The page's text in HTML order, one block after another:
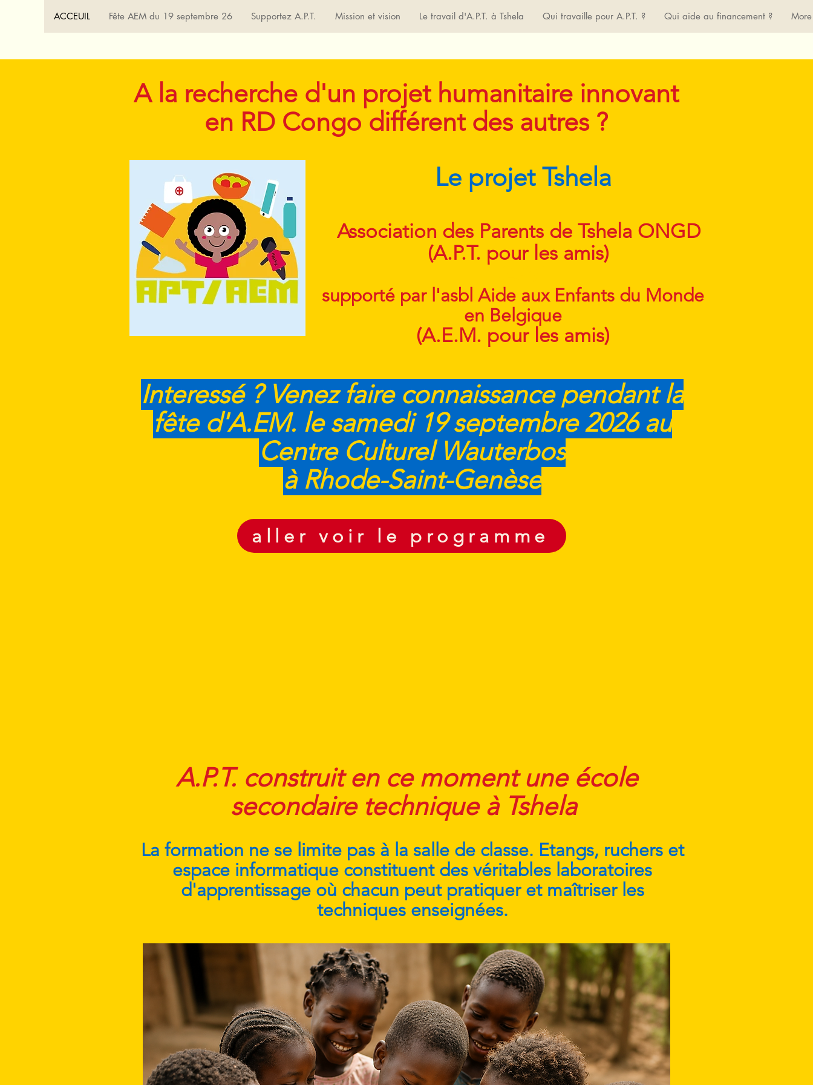
ACCEUIL Fête AEM du 19 septembre 26 Supportez A.P.T. Mission et vision Le travail d'A.P.T. à Tshela Qui travaille pour A.P.T. ? Qui aide au financement ? More
A la recherche d'un projet humanitaire innovant
en RD Congo différent des autres ?
Le projet Tshela
Association des Parents de Tshela ONGD
(A.P.T. pour les amis)
supporté par l'asbl Aide aux Enfants du Monde
en Belgique
(A.E.M. pour les amis)
Interessé ? Venez faire connaissance pendant la
fête d'A.EM. le samedi 19 septembre 2026 au
Centre Culturel Wauterbos
à Rhode-Saint-Genèse
aller voir le programme
A.P.T. construit en ce moment une école
secondaire technique à Tshela
La formation ne se limite pas à la salle de classe. Etangs, ruchers et
espace informatique constituent des véritables laboratoires
d'apprentissage où chacun peut pratiquer et maîtriser les
techniques enseignées.